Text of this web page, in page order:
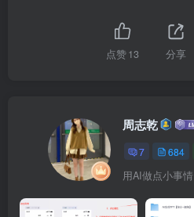
点赞13 分享
周志乾
7 684
用AI做点小事情